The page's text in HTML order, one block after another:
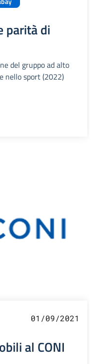
parità di
del gruppo ad alto
nello sport (2022)
01/09/2021
al CONI